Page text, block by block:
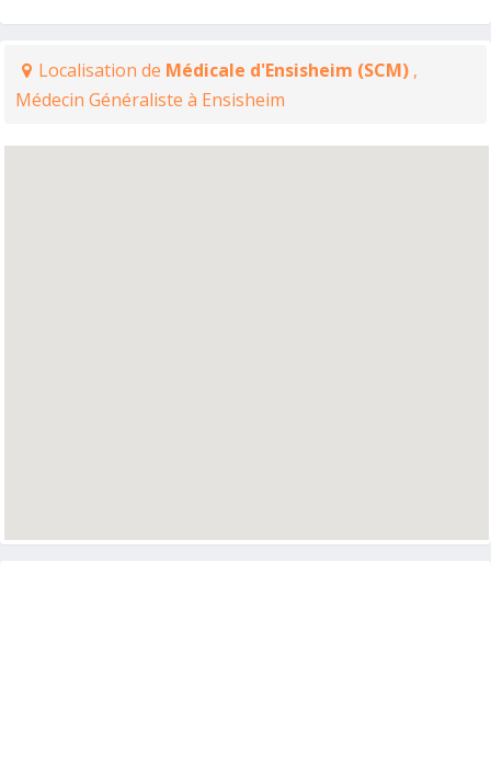
Localisation de Médicale d'Ensisheim (SCM) ,
Médecin Généraliste à Ensisheim